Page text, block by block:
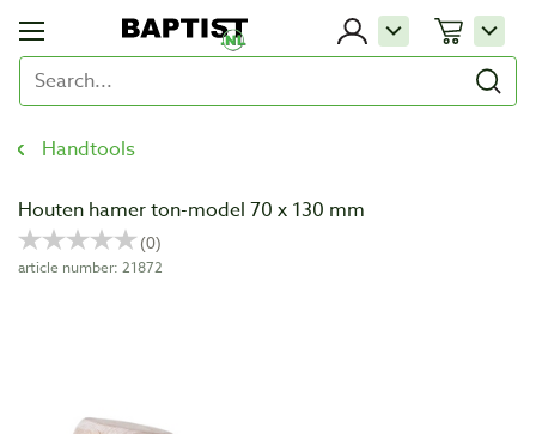
Handtools
Houten hamer ton-model 70 x 130 mm
article number: 21872